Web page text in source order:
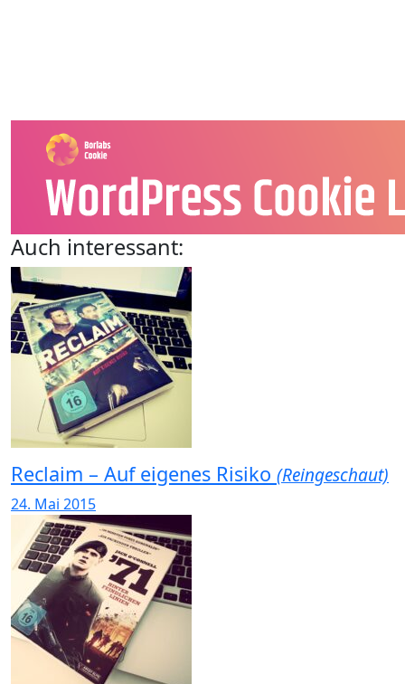
Auch interessant:
Reclaim – Auf eigenes Risiko (Reingeschaut)
24. Mai 2015